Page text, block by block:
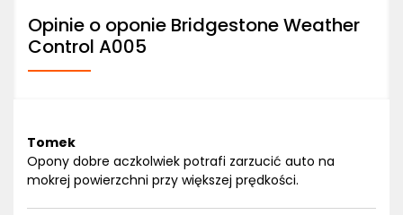
Opinie o oponie Bridgestone Weather
Control A005
Tomek
Opony dobre aczkolwiek potrafi zarzucić auto na
mokrej powierzchni przy większej prędkości.